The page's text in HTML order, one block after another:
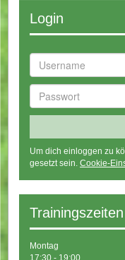
Login
Um dich einloggen zu
gesetzt sein. Cookie-
Trainingszeiten
Montag
17:30 - 19:00